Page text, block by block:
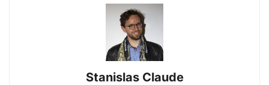
Stanislas Claude